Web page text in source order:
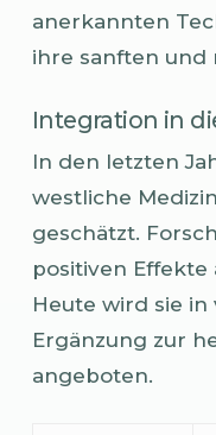
anerkannten
ihre sanften und
Integration in
In den letzten
westliche
geschätzt.
positiven Effekte
Heute wird sie in
Ergänzung zur
angeboten.